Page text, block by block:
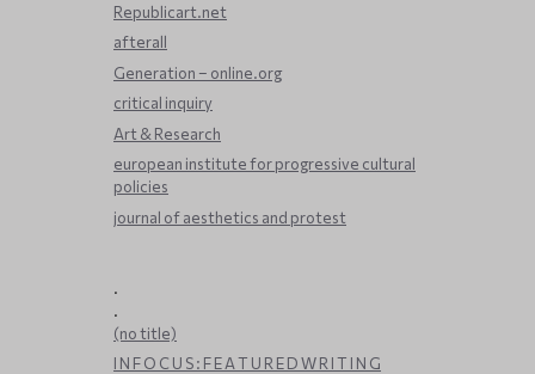
Republicart.net
afterall
Generation – online.org
critical inquiry
Art & Research
european institute for progressive cultural
policies
journal of aesthetics and protest
.
.
(no title)
I N F O C U S : F E A T U R E D W R I T I N G